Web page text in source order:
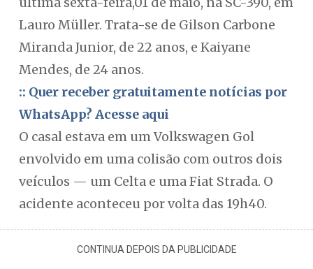
Lauro Müller. Trata-se de Gilson Carbone
Miranda Junior, de 22 anos, e Kaiyane
Mendes, de 24 anos.
:: Quer receber gratuitamente notícias por
WhatsApp? Acesse aqui
O casal estava em um Volkswagen Gol
envolvido em uma colisão com outros dois
veículos — um Celta e uma Fiat Strada. O
acidente aconteceu por volta das 19h40.
CONTINUA DEPOIS DA PUBLICIDADE